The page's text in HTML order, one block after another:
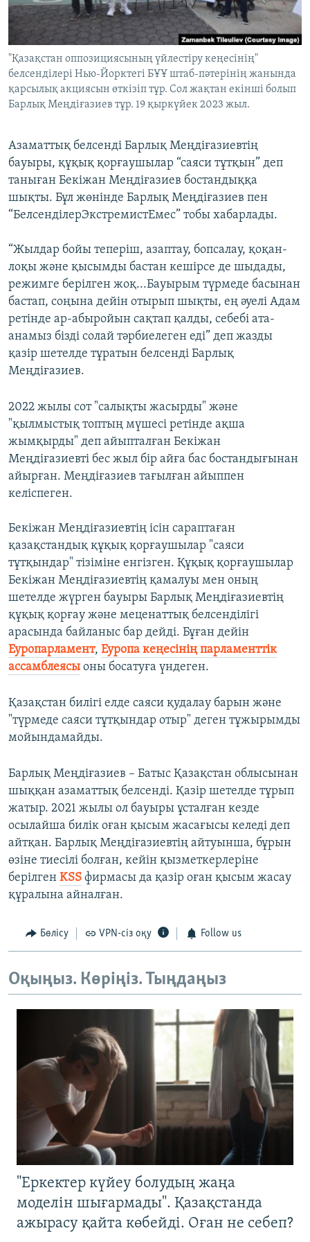
ЖАЗЫЛЫҢЫЗ
Басқа тілдерде
"Қазақстан оппозициясының үйлестіру кеңесінің"
белсенділері Нью-Йорктегі БҰҰ штаб-пәтерінің жанында
қарсылық акциясын өткізіп тұр. Сол жақтан екінші болып
Барлық Меңдіғазиев тұр. 19 қыркүйек 2023 жыл.
Азаматтық белсенді Барлық Меңдіғазиевтің
бауыры, құқық қорғаушылар “саяси тұтқын” деп
таныған Бекіжан Меңдіғазиев бостандыққа
шықты. Бұл жөнінде Барлық Меңдіғазиев пен
“БелсенділерЭкстремистЕмес” тобы хабарлады.
“Жылдар бойы теперіш, азаптау, бопсалау, қоқан-
лоқы және қысымды бастан кешірсе де шыдады,
режимге берілген жоқ...Бауырым түрмеде басынан
бастап, соңына дейін отырып шықты, ең әуелі Адам
ретінде ар-абыройын сақтап қалды, себебі ата-
анамыз бізді солай тәрбиелеген еді” деп жазды
қазір шетелде тұратын белсенді Барлық
Меңдіғазиев.
2022 жылы сот "салықты жасырды" және
"қылмыстық топтың мүшесі ретінде ақша
жымқырды" деп айыпталған Бекіжан
Меңдіғазиевті бес жыл бір айға бас бостандығынан
айырған. Меңдіғазиев тағылған айыппен
келіспеген.
Бекіжан Меңдіғазиевтің ісін сараптаған
қазақстандық құқық қорғаушылар "саяси
тұтқындар" тізіміне енгізген. Құқық қорғаушылар
Бекіжан Меңдіғазиевтің қамалуы мен оның
шетелде жүрген бауыры Барлық Меңдіғазиевтің
құқық қорғау және меценаттық белсенділігі
арасында байланыс бар дейді. Бұған дейін
Еуропарламент, Еуропа кеңесінің парламенттік
ассамблеясы оны босатуға үндеген.
Қазақстан билігі елде саяси қудалау барын және
"түрмеде саяси тұтқындар отыр" деген тұжырымды
мойындамайды.
Барлық Меңдіғазиев – Батыс Қазақстан облысынан
шыққан азаматтық белсенді. Қазір шетелде тұрып
жатыр. 2021 жылы ол бауыры ұсталған кезде
осылайша билік оған қысым жасағысы келеді деп
айтқан. Барлық Меңдіғазиевтің айтуынша, бұрын
өзіне тиесілі болған, кейін қызметкерлеріне
берілген KSS фирмасы да қазір оған қысым жасау
құралына айналған.
Бөлісу VPN-сіз оқу Follow us
Оқыңыз. Көріңіз. Тыңдаңыз
"Еркектер күйеу болудың жаңа
моделін шығармады". Қазақстанда
ажырасу қайта көбейді. Оған не себеп?